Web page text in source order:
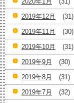
2019年12月
(31)
2019年11月
(30)
2019年10月
(31)
2019年9月
(30)
2019年8月
(31)
2019年7月
(32)